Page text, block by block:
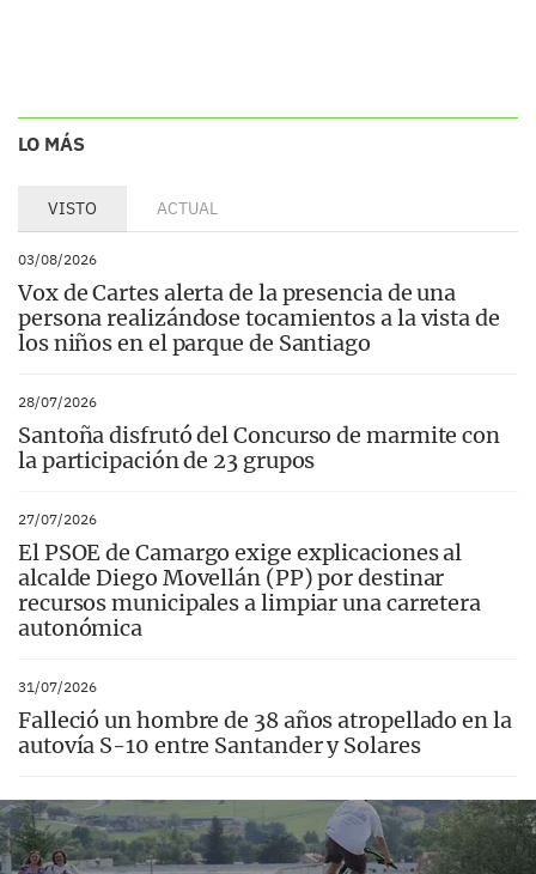
LO MÁS
VISTO ACTUAL
03/08/2026
Vox de Cartes alerta de la presencia de una
persona realizándose tocamientos a la vista de
los niños en el parque de Santiago
28/07/2026
Santoña disfrutó del Concurso de marmite con
la participación de 23 grupos
27/07/2026
El PSOE de Camargo exige explicaciones al
alcalde Diego Movellán (PP) por destinar
recursos municipales a limpiar una carretera
autonómica
31/07/2026
Falleció un hombre de 38 años atropellado en la
autovía S-10 entre Santander y Solares